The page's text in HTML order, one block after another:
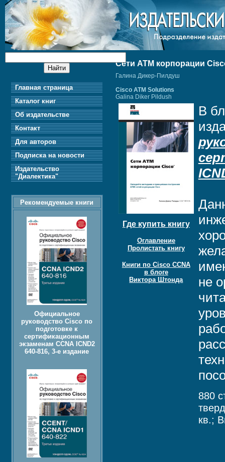
Сети ATM корпорации
Галина Дикер-Пилдуш
Cisco ATM Solutions
Galina Diker Pildush
Где купить книгу
Оглавление
Пролистать книгу
Книги по Cisco CCNA
в блоге
Виктора Штонда
В
не
880
кв.;
Главная страница
Каталог книг
Об издательстве
Контакт
Для авторов
Подписка на новости
Издательство
"Диалектика"
Рекомендуемые книги
Официальное
руководство Cisco по
подготовке к
сертификационным
экзаменам CCNA ICND2
640-816, 3-е издание